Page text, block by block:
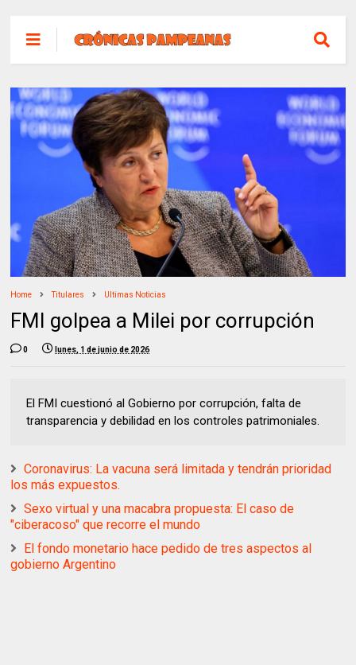
Home Titulares Ultimas Noticias
FMI golpea a Milei por corrupción
0 lunes, 1 de junio de 2026
El FMI cuestionó al Gobierno por corrupción, falta de
transparencia y debilidad en los controles patrimoniales.
Coronavirus: La vacuna será limitada y tendrán prioridad
los más expuestos.
Sexo virtual y una macabra propuesta: El caso de
"ciberacoso" que recorre el mundo
El fondo monetario hace pedido de tres aspectos al
gobierno Argentino